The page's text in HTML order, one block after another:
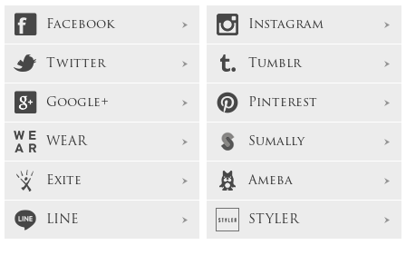
Facebook
Instagram
Twitter
Tumblr
Google+
Pinterest
WEAR
Sumally
Exite
Ameba
LINE
STYLER